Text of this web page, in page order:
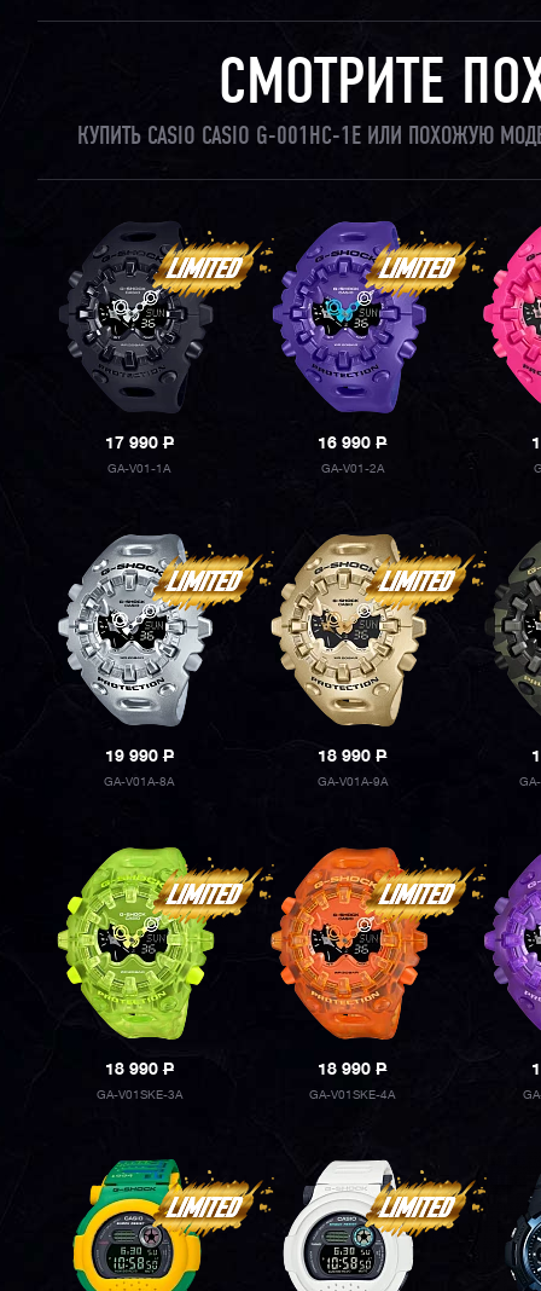
СМОТРИТЕ
КУПИТЬ CASIO CASIO G-001HC-1E ИЛИ ПОХОЖУЮ
17 990P
GA-V01-1A
16 990P
GA-V01-2A
19 990P
GA-V01A-8A
18 990P
GA-V01A-9A
18 990P
GA-V01SKE-3A
18 990P
GA-V01SKE-4A